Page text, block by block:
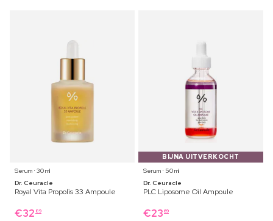
Serum ⋅ 30 ml
Dr. Ceuracle
Royal Vita Propolis 33 Ampoule
€32 89
BIJNA UITVERKOCHT
Serum ⋅ 50 ml
Dr. Ceuracle
PLC Liposome Oil Ampoule
€23 69